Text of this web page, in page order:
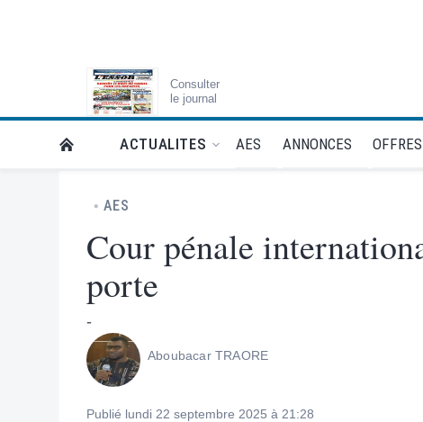
Consulter
le journal
RETOUR À LA PAGE D’ACCUEIL DE L'ESSOR
ACTUALITES AES ANNONCES
AES
Cour pénale
porte
-
Aboubacar TRAORE
Publié lundi 22 septembre 2025 à 21:28